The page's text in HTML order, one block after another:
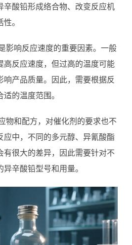
辛酸铅形成络合物、改变反应机
。
影响反应速度的重要因素。一般
高反应速度，但过高的温度可能
响产品质量。因此，需要根据反
的温度范围。
物和配方，对催化剂的要求也不
应中，不同的多元醇、异氰酸酯
有很大的差异，因此需要针对不
辛酸铅型号和用量。